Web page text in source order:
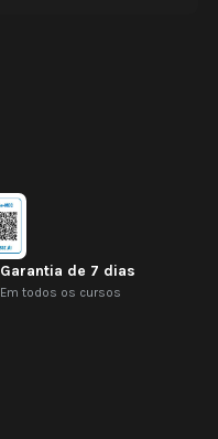
Garantia de 7 dias
Em todos os cursos